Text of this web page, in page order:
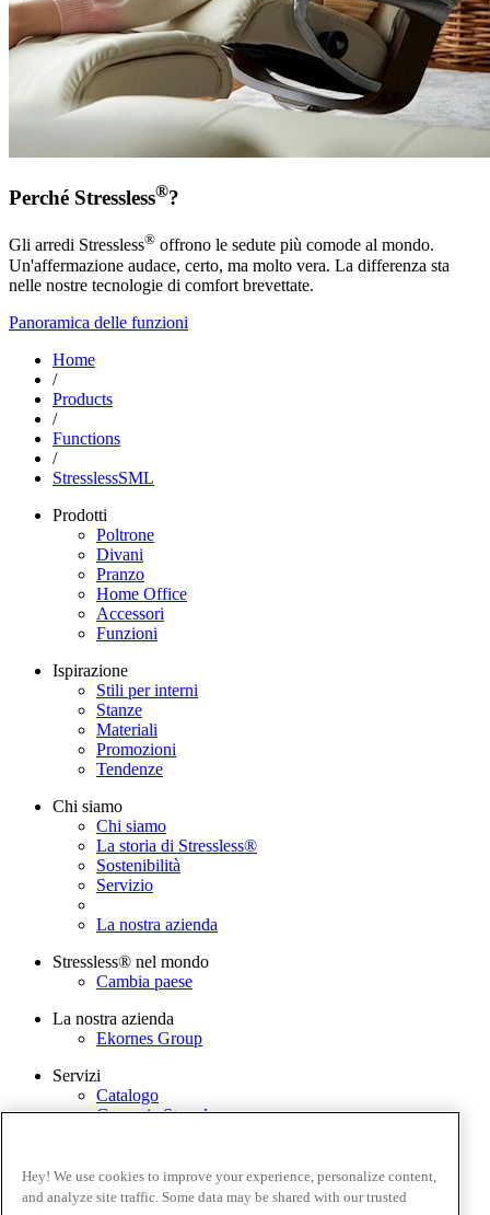
Perché Stressless®?
Gli arredi Stressless® offrono le sedute più comode al mondo.
Un'affermazione audace, certo, ma molto vera. La differenza sta
nelle nostre tecnologie di comfort brevettate.
Panoramica delle funzioni
Home
/
Products
/
Functions
/
StresslessSML
Prodotti
Poltrone
Divani
Pranzo
Home Office
Accessori
Funzioni
Ispirazione
Stili per interni
Stanze
Materiali
Promozioni
Tendenze
Chi siamo
Chi siamo
La storia di Stressless®
Sostenibilità
Servizio
La nostra azienda
Stressless® nel mondo
Cambia paese
La nostra azienda
Ekornes Group
Servizi
Catalogo
Garanzia Stressless
Termini e condizioni
Informativa sulla privacy
Hey! We use cookies to improve your experience, personalize content,
and analyze site traffic. Some data may be shared with our trusted